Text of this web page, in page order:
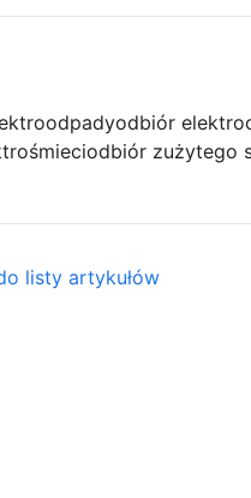
odbiór
odbiór zużytego
listy artykułów